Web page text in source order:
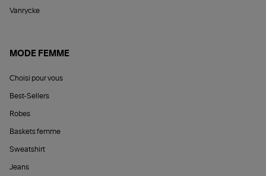
Vanrycke
MODE FEMME
Choisi pour vous
Best-Sellers
Robes
Baskets femme
Sweatshirt
Jeans